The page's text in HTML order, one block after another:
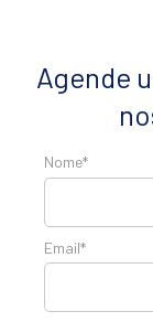
Agende
Nome*
Email*